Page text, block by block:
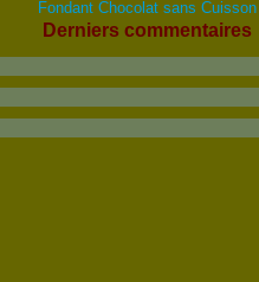
Fondant Chocolat sans Cuisson
Derniers commentaires